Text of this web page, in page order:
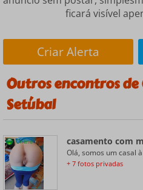
ficará visível
Criar Alerta
Outros encontros de
Setúbal
Online casamento com
Olá, somos um casal
+ 7 fotos privadas